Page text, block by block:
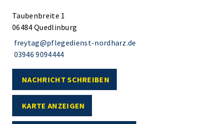
Taubenbreite 1
06484 Quedlinburg
freytag@pflegedienst-nordharz.de
03946 9094444
NACHRICHT SCHREIBEN
KARTE ANZEIGEN